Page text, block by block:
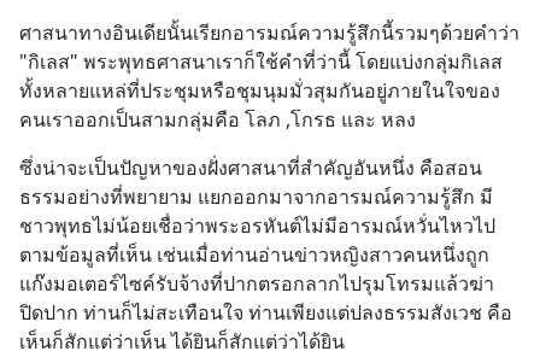
ศาสนาทางอินเดียนั้นเรียกอารมณ์ความรู้สึกนี้รวมๆด้วยคำว่า
"กิเลส" พระพุทธศาสนาเราก็ใช้คำที่ว่านี้ โดยแบ่งกลุ่มกิเลส
ทั้งหลายแหล่ที่ประชุมหรือชุมนุมมั่วสุมกันอยู่ภายในใจของ
คนเราออกเป็นสามกลุ่มคือ โลภ ,โกรธ และ หลง
ซึ่งน่าจะเป็นปัญหาของฝั่งศาสนาที่สำคัญอันหนึ่ง คือสอน
ธรรมอย่างที่พยายาม แยกออกมาจากอารมณ์ความรู้สึก มี
ชาวพุทธไม่น้อยเชื่อว่าพระอรหันต์ไม่มีอารมณ์หวั่นไหวไป
ตามข้อมูลที่เห็น เช่นเมื่อท่านอ่านข่าวหญิงสาวคนหนึ่งถูก
แก๊งมอเตอร์ไซค์รับจ้างที่ปากตรอกลากไปรุมโทรมแล้วฆ่า
ปิดปาก ท่านก็ไม่สะเทือนใจ ท่านเพียงแต่ปลงธรรมสังเวช คือ
เห็นก็สักแต่ว่าเห็น ได้ยินก็สักแต่ว่าได้ยิน